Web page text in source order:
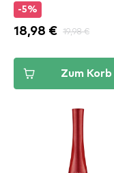
-5%
18,98 € 19,98 €
Zum Korb